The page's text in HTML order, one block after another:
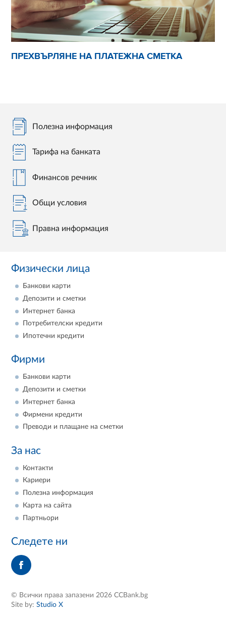
ПРЕХВЪРЛЯНЕ НА ПЛАТЕЖНА СМЕТКА
Полезна информация
Тарифа на банката
Финансов речник
Общи условия
Правна информация
Физически лица
Банкови карти
Депозити и сметки
Интернет банка
Потребителски кредити
Ипотечни кредити
Фирми
Банкови карти
Депозити и сметки
Интернет банка
Фирмени кредити
Преводи и плащане на сметки
За нас
Контакти
Кариери
Полезна информация
Карта на сайта
Партньори
Следете ни
© Всички права запазени 2026 CCBank.bg
Site by:Studio X